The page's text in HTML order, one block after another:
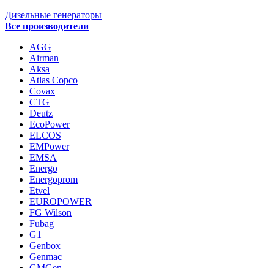
Дизельные генераторы
Все производители
AGG
Airman
Aksa
Atlas Copco
Covax
CTG
Deutz
EcoPower
ELCOS
EMPower
EMSA
Energo
Energoprom
Etvel
EUROPOWER
FG Wilson
Fubag
G1
Genbox
Genmac